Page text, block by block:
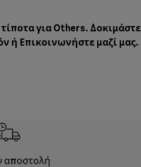
για Others. Δοκιμάστε
ή Επικοινωνήστε μαζί μας.
αποστολή